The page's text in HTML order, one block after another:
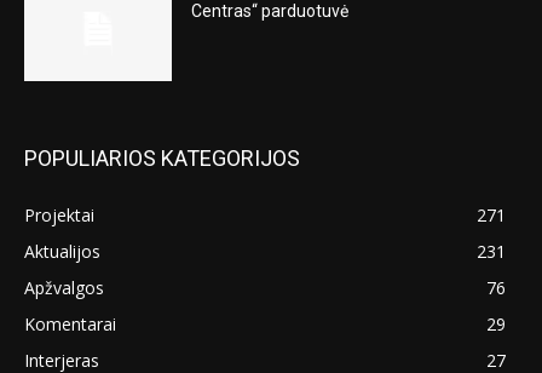
Centras“ parduotuvė
POPULIARIOS KATEGORIJOS
Projektai
271
Aktualijos
231
Apžvalgos
76
Komentarai
29
Interjeras
27